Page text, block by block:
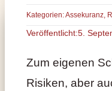
Kategorien:Assekuranz,
Veröffentlicht:5.
Zum eigenen
Risiken, aber